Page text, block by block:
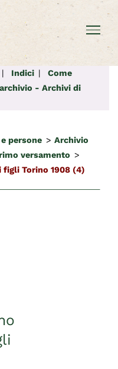
| Indici | Come
- Archivi di
persone> Archivio
versamento >
figli Torino 1908 (4)